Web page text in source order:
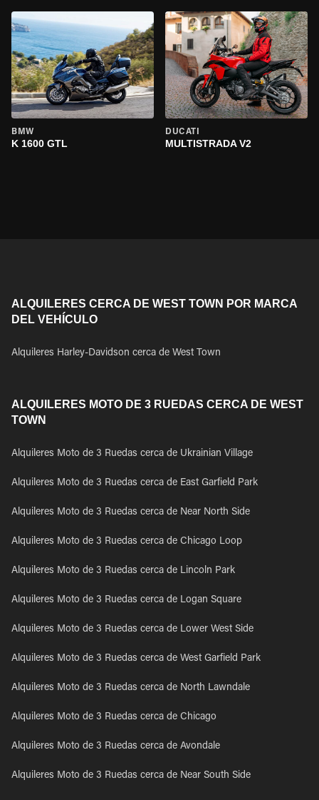
BMW
K 1600 GTL
DUCATI
MULTISTRADA V2
ALQUILERES CERCA DE WEST TOWN POR MARCA
DEL VEHÍCULO
Alquileres Harley-Davidson cerca de West Town
ALQUILERES MOTO DE 3 RUEDAS CERCA DE WEST
TOWN
Alquileres Moto de 3 Ruedas cerca de Ukrainian Village
Alquileres Moto de 3 Ruedas cerca de East Garfield Park
Alquileres Moto de 3 Ruedas cerca de Near North Side
Alquileres Moto de 3 Ruedas cerca de Chicago Loop
Alquileres Moto de 3 Ruedas cerca de Lincoln Park
Alquileres Moto de 3 Ruedas cerca de Logan Square
Alquileres Moto de 3 Ruedas cerca de Lower West Side
Alquileres Moto de 3 Ruedas cerca de West Garfield Park
Alquileres Moto de 3 Ruedas cerca de North Lawndale
Alquileres Moto de 3 Ruedas cerca de Chicago
Alquileres Moto de 3 Ruedas cerca de Avondale
Alquileres Moto de 3 Ruedas cerca de Near South Side